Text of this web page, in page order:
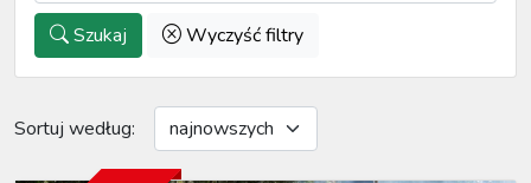
Szukaj Wyczyść filtry
Sortuj według: